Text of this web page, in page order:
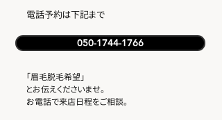
​電話予約は下記まで
050-1744-1766
「眉毛脱毛希望」
とお伝えくださいませ。
​お電話で来店日程をご相談。